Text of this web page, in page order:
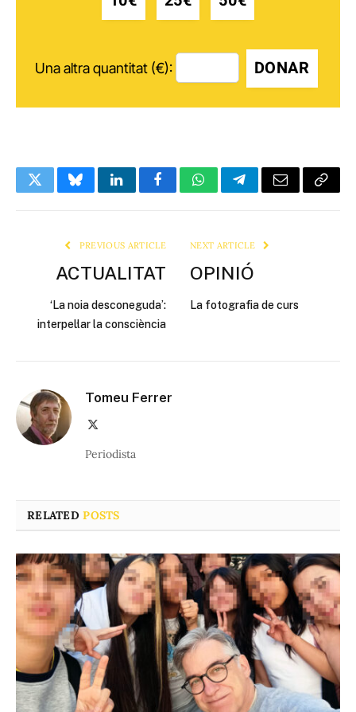
Una altra quantitat (€): DONAR
TwitterBlueskyLinkedInFacebookWhatsAppTelegramEmail Copy
PREVIOUS ARTICLE
ACTUALITAT
‘La noia desconeguda’:
interpel·lar la consciència
NEXT ARTICLE
OPINIÓ
La fotografia de curs
Tomeu Ferrer
Periodista
RELATEDPOSTS